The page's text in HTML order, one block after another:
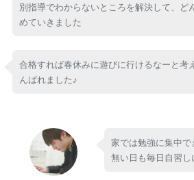
別指導でわからないところを解決して、ど
めていきました
合格すれば春休みに遊びに行けるなーと考
んばれました♪
家では勉強に集中
無い日も毎日自習し